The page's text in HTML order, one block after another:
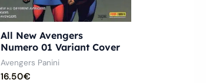
All New Avengers
Numero 01 Variant Cover
Avengers Panini
16.50€